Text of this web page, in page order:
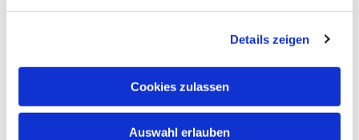
Details zeigen
Cookies zulassen
Auswahl erlauben